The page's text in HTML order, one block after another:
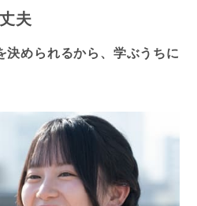
夫
決められるから、学ぶうちに